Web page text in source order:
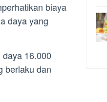
biaya
daya yang
16.000
berlaku dan